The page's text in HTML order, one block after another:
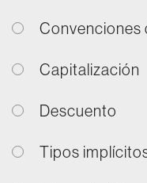
Convenciones
Capitalización
Descuento
Tipos